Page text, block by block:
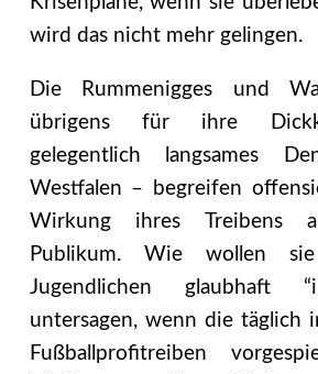
wird das nicht mehr gelingen.
Die Rummenigges und
übrigens für ihre
gelegentlich langsames
Westfalen – begreifen
Wirkung ihres Treibens
Publikum. Wie wollen
Jugendlichen glaubhaft
untersagen, wenn die täglich
Fußballprofitreiben